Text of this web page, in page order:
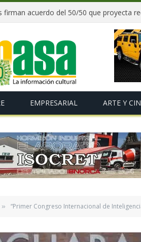
EMPRESARIAL ARTE Y
» “Primer Congreso Internacional de